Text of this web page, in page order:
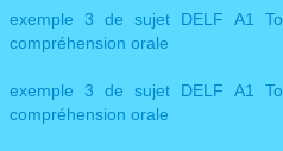
exemple 3 de sujet DELF A1
compréhension orale​
​​exemple 3 de sujet DELF A1
compréhension orale